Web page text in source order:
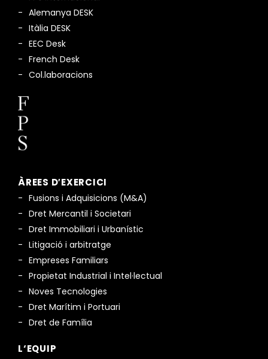
Alemanya DESK
Itàlia DESK
EEC Desk
French Desk
Col.laboracions
ÀREES D′EXERCICI
Fusions i Adquisicions (M&A)
Dret Mercantil i Societari
Dret Immobiliari i Urbanístic
Litigació i arbitratge
Empreses Familiars
Propietat Industrial i Intel·lectual
Noves Tecnologies
Dret Marítim i Portuari
Dret de Família
L‘EQUIP